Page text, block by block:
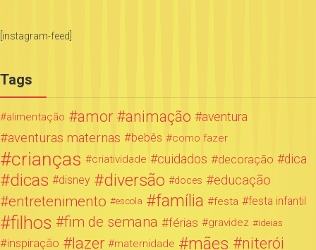
[instagram-feed]
Tags
alimentação amor animação aventura
aventuras maternas bebês como fazer
crianças criatividade cuidados decoração dica
dicas disney diversão doces educação
entretenimento escola família festa festa infantil
filhos fim de semana férias gravidez ideias
inspiração lazer maternidade mães niterói